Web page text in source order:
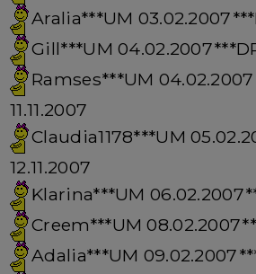
Aralia***UM
Gill***UM
Ramses***UM
11.11.2007
Claudia1178***UM
12.11.2007
Klarina***UM
Creem***UM
Adalia***UM